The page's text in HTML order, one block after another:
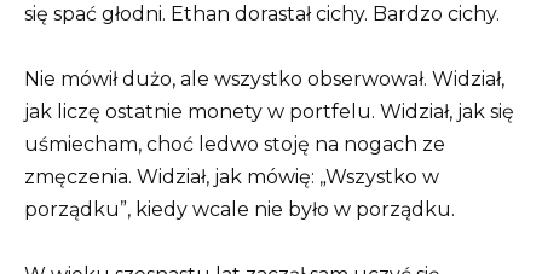
się spać głodni. Ethan dorastał cichy. Bardzo cichy.
Nie mówił dużo, ale wszystko obserwował. Widział,
jak liczę ostatnie monety w portfelu. Widział, jak się
uśmiecham, choć ledwo stoję na nogach ze
zmęczenia. Widział, jak mówię: „Wszystko w
porządku”, kiedy wcale nie było w porządku.